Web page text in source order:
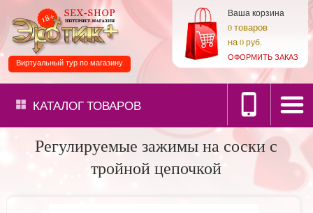
Ваша корзина
0товаров
на0 руб.
ОФОРМИТЬ ЗАКАЗ
Виртуальный тур по магазину
КАТАЛОГТОВАРОВ
Регулируемые зажимы на соски с
тройной цепочкой